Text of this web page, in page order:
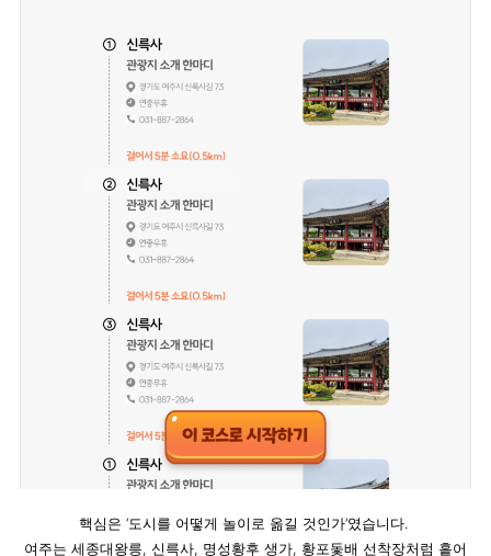
핵심은 ‘도시를 어떻게 놀이로 옮길 것인가’였습니다.
여주는 세종대왕릉, 신륵사, 명성황후 생가, 황포돛배 선착장처럼 흩어